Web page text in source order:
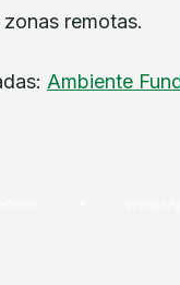
remotas.
Ambiente